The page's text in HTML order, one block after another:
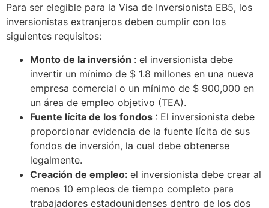
Para ser elegible para la Visa de Inversionista EB5, los
inversionistas extranjeros deben cumplir con los
siguientes requisitos:
Monto de la inversión : el inversionista debe
invertir un mínimo de $ 1.8 millones en una nueva
empresa comercial o un mínimo de $ 900,000 en
un área de empleo objetivo (TEA).
Fuente lícita de los fondos : El inversionista debe
proporcionar evidencia de la fuente lícita de sus
fondos de inversión, la cual debe obtenerse
legalmente.
Creación de empleo: el inversionista debe crear al
menos 10 empleos de tiempo completo para
trabajadores estadounidenses dentro de los dos